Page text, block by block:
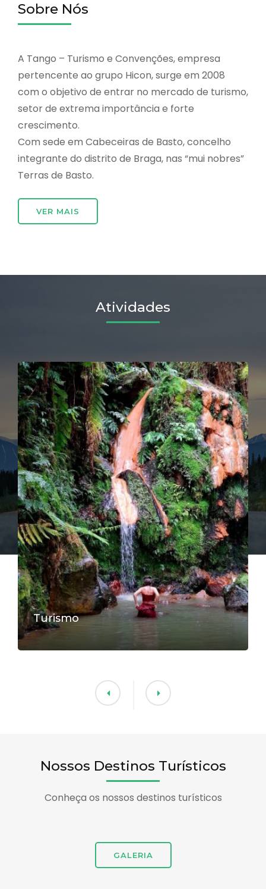
Sobre Nós
A Tango – Turismo e Convenções, empresa
pertencente ao grupo Hicon, surge em 2008
com o objetivo de entrar no mercado de turismo,
setor de extrema importância e forte
crescimento.
Com sede em Cabeceiras de Basto, concelho
integrante do distrito de Braga, nas “mui nobres”
Terras de Basto.
VER MAIS
Atividades
Turismo
Nossos Destinos Turísticos
Conheça os nossos destinos turísticos
GALERIA